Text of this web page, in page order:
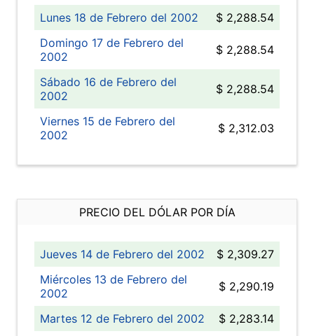
Lunes 18 de Febrero del 2002
$ 2,288.54
Domingo 17 de Febrero del
2002
$ 2,288.54
Sábado 16 de Febrero del
2002
$ 2,288.54
Viernes 15 de Febrero del
2002
$ 2,312.03
PRECIO DEL DÓLAR POR DÍA
Jueves 14 de Febrero del 2002
$ 2,309.27
Miércoles 13 de Febrero del
2002
$ 2,290.19
Martes 12 de Febrero del 2002
$ 2,283.14